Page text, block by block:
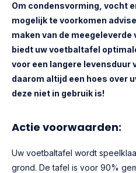
Om condensvorming, vocht
mogelijk te voorkomen
maken van de
biedt uw voetbaltafel
voor een langere levensduur
daarom altijd een hoes over
deze niet in gebruik is!
Actie voorwaarden:
Uw voetbaltafel wordt
grond. De tafel is voor 90%